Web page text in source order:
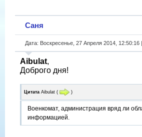
Саня
Дата: Воскресенье, 27 Апреля 2014,
Aibulat,
Доброго дня!
Цитата Aibulat ( )
Военкомат, администрация вряд ли
информацией.